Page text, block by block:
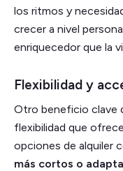
los ritmos y
crecer a nivel
enriquecedor que la
Flexibilidad y
Otro beneficio clave
flexibilidad que
opciones de alquiler
más cortos o